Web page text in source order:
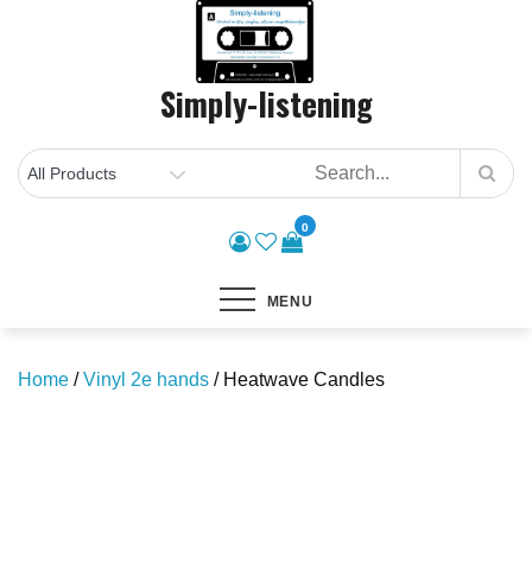
Simply-listening
0
MENU
Home /Vinyl 2e hands / Heatwave Candles